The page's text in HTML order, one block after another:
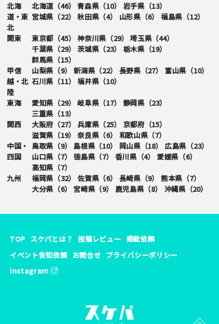
北海
道・東
北
北海道（46） 青森県（10） 岩手県（13）
宮城県（22） 秋田県（4） 山形県（6） 福島県（12）
関東 東京都（45） 神奈川県（29） 埼玉県（44）
千葉県（29） 茨城県（23） 栃木県（19）
群馬県（15）
甲信
越・北
陸
山梨県（9） 新潟県（22） 長野県（27） 富山県（10）
石川県（11） 福井県（10）
東海 愛知県（29） 岐阜県（17） 静岡県（23）
三重県（13）
関西
大阪府（27） 兵庫県（25） 京都府（15）
滋賀県（19） 奈良県（6） 和歌山県（7）
中国・
四国
鳥取県（9） 島根県（10） 岡山県（18） 広島県（23）
山口県（7） 徳島県（7） 香川県（4） 愛媛県（6）
高知県（7）
九州
福岡県（32） 佐賀県（6） 長崎県（9） 熊本県（7）
大分県（6） 宮崎県（9） 鹿児島県（8） 沖縄県（20）
TOP スケパとは？ 投稿レビュー 掲載依頼
イベント告知依頼 お問合せ プライバシーポリシー
instagram